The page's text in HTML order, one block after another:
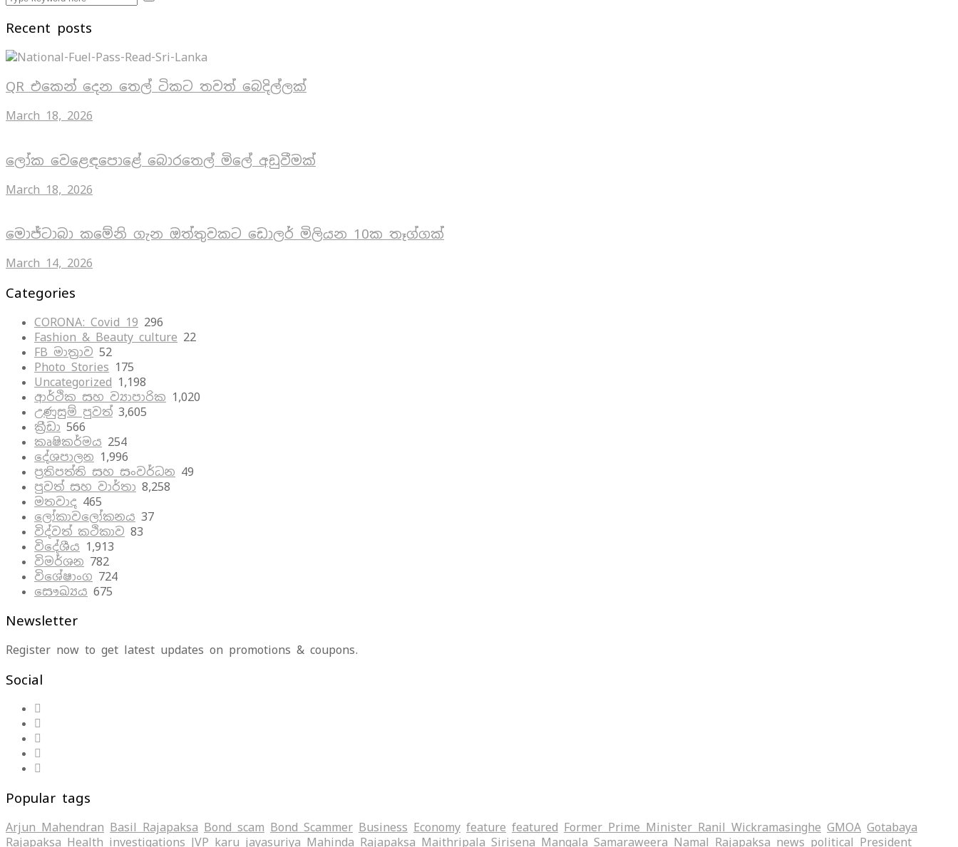
Recent posts
QR එකෙන් දෙන තෙල් ටිකට තවත් බෙදිල්ලක්
March 18, 2026
ලෝක වෙළෙඳපොළේ බොරතෙල් මිලේ අඩුවීමක්
March 18, 2026
මොජ්ටාබා කමේනි ගැන ඔත්තුවකට ඩොලර් මිලියන 10ක තෑග්ගක්
March 14, 2026
Categories
CORONA: Covid 19 296
Fashion & Beauty culture 22
FB මාත්‍රාව 52
Photo Stories 175
Uncategorized 1,198
ආර්ථික සහ ව්‍යාපාරික 1,020
උණුසුම් පුවත් 3,605
ක්‍රීඩා 566
කෘෂිකර්මය 254
දේශපාලන 1,996
ප්‍රතිපත්ති සහ සංවර්ධන 49
පුවත් සහ වාර්තා 8,258
මතවාද 465
ලෝකාවලෝකනය 37
විද්වත් කථිකාව 83
විදේශීය 1,913
විමර්ශන 782
විශේෂාංග 724
සෞඛ්‍යය 675
Newsletter
Register now to get latest updates on promotions & coupons.
Social
Popular tags
Arjun Mahendran Basil Rajapaksa Bond scam Bond Scammer Business Economy feature featured Former Prime Minister Ranil Wickramasinghe GMOA Gotabaya
Rajapaksa Health investigations JVP karu jayasuriya Mahinda Rajapaksa Maithripala Sirisena Mangala Samaraweera Namal Rajapaksa news political President